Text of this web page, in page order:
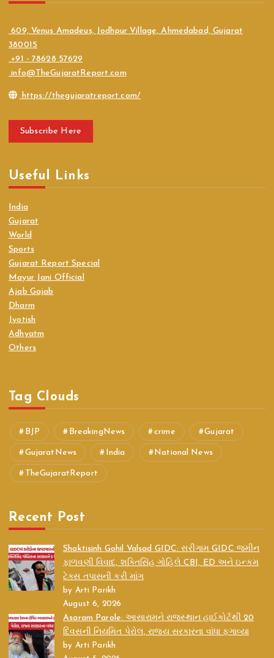
609, Venus Amadeus, Jodhpur Village, Ahmedabad, Gujarat
380015
+91 - 78628 57629
info@TheGujaratReport.com
https://thegujaratreport.com/
Subscribe Here
Useful Links
India
Gujarat
World
Sports
Gujarat Report Special
Mayur Jani Official
Ajab Gajab
Dharm
Jyotish
Adhyatm
Others
Tag Clouds
BJP BreakingNews crime Gujarat
GujaratNews India National News
TheGujaratReport
Recent Post
Shaktisinh Gohil Valsad GIDC: સરીગામ GIDC જમીન
ફાળવણી વિવાદ, શક્તિસિંહ ગોહિલે CBI, ED અને ઇન્કમ
ટેક્સ તપાસની કરી માંગ
by Arti Parikh
August 6, 2026
Asaram Parole: આસારામને રાજસ્થાન હાઈકોર્ટથી 20
દિવસની નિયમિત પેરોલ, રાજ્ય સરકારના વાંધા ફગાવ્યા
by Arti Parikh